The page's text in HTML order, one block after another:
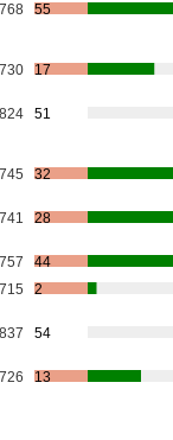
55
17
51
32
28
44
2
54
13